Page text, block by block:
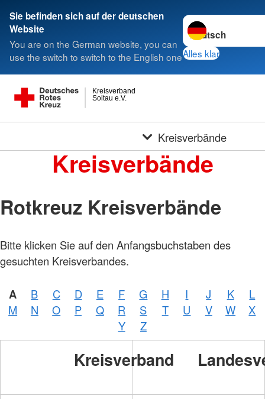
Sie befinden sich auf der deutschen
Website
You are on the German website, you can
use the switch to switch to the English one
Sprache wechseln
Alles klar
Soltau e.V.
Kreisverband
Kreisverbände
Kreisverbände
Rotkreuz Kreisverbände
Bitte klicken Sie auf den Anfangsbuchstaben des
gesuchten Kreisverbandes.
A B C D E F G H I J K
L
M
N O P Q R S T U V W
X
Y
Z
Kreisverband